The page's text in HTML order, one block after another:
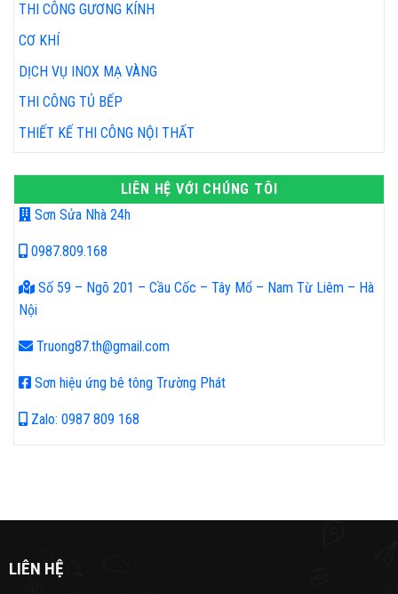
THI CÔNG GƯƠNG KÍNH
CƠ KHÍ
DỊCH VỤ INOX MẠ VÀNG
THI CÔNG TỦ BẾP
THIẾT KẾ THI CÔNG NỘI THẤT
LIÊN HỆ VỚI CHÚNG TÔI
Sơn Sửa Nhà 24h
0987.809.168
Số 59 – Ngõ 201 – Cầu Cốc – Tây Mổ – Nam Từ Liêm – Hà
Nội
Truong87.th@gmail.com
Sơn hiệu ứng bê tông Trường Phát
Zalo: 0987 809 168
LIÊN HỆ